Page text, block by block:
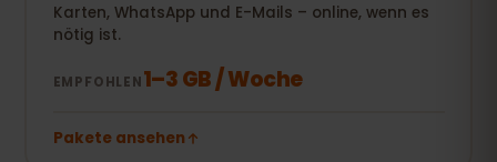
Karten, WhatsApp und E-Mails – online, wenn es
nötig ist.
EMPFOHLEN1–3 GB / Woche
Pakete ansehen